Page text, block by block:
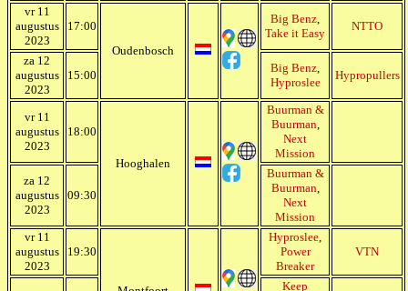
vr 11
augustus
2023
17:00
Oudenbosch
Big Benz
Take it Easy
NTTO
za 12
augustus
2023
15:00
Big Benz
Hyproslee
Hypropullers
vr 11
augustus
2023
18:00
Hooghalen
Buurman &
Buurman
Next
Mission
za 12
augustus
2023
09:30
Buurman &
Buurman
Next
Mission
vr 11
augustus
2023
19:30
Hyproslee
Power
Breaker
VTN
Keep